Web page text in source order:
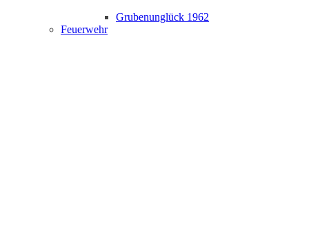
Grubenunglück 1962
Feuerwehr